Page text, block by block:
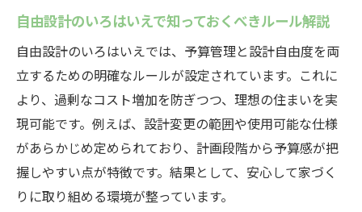
自由設計のいろはいえで知っておくべきルール解説
自由設計のいろはいえでは、予算管理と設計自由度を両
立するための明確なルールが設定されています。これに
より、過剰なコスト増加を防ぎつつ、理想の住まいを実
現可能です。例えば、設計変更の範囲や使用可能な仕様
があらかじめ定められており、計画段階から予算感が把
握しやすい点が特徴です。結果として、安心して家づく
りに取り組める環境が整っています。